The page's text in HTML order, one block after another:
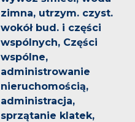
zimna, utrzym. czyst.
wokół bud. i części
wspólnych, Części
wspólne,
administrowanie
nieruchomością,
administracja,
sprzątanie klatek,